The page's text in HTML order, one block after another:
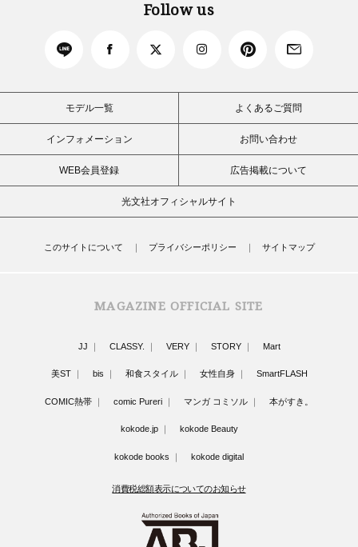
Follow us
モデル一覧 よくあるご質問
インフォメーション お問い合わせ
WEB会員登録 広告掲載について
光文社オフィシャルサイト
このサイトについて プライバシーポリシー サイトマップ
MAGAZINE OFFICIAL SITE
JJ CLASSY. VERY STORY Mart
美ST bis 和食スタイル 女性自身 SmartFLASH
COMIC熱帯 comic Pureri マンガ コミソル 本がすき。
kokode.jp kokode Beauty
kokode books kokode digital
消費税総額表示についてのお知らせ